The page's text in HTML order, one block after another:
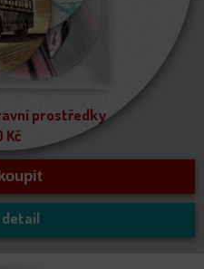
prostředky
Kč
detail